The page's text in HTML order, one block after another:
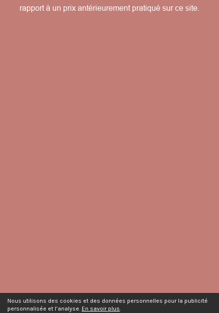
rapport à un prix antérieurement pratiqué sur ce site.
Nous utilisons des cookies et des données personnelles pour la publicité
personnalisée et l’analyse. En savoir plus.